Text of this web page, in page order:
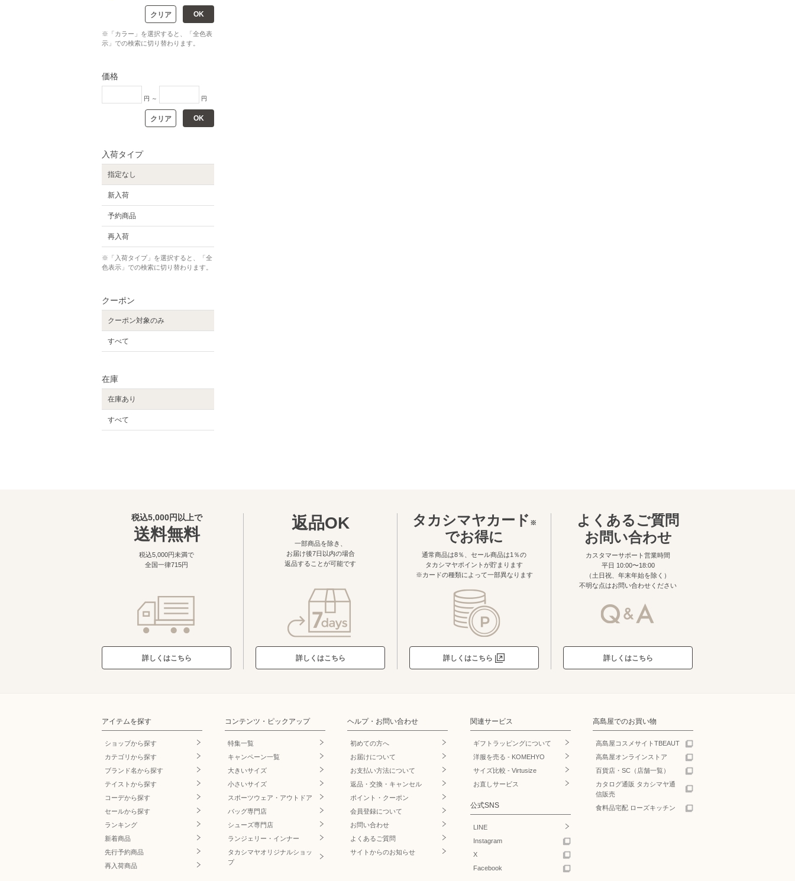
クリア OK
※「カラー」を選択すると、「全色表
示」での検索に切り替わります。
価格
円 ～ 円
クリア OK
入荷タイプ
指定なし
新入荷
予約商品
再入荷
※「入荷タイプ」を選択すると、「全
色表示」での検索に切り替わります。
クーポン
クーポン対象のみ
すべて
在庫
在庫あり
すべて
税込5,000円以上で
送料無料
税込5,000円未満で
全国一律715円
詳しくはこちら
返品OK
一部商品を除き、
お届け後7日以内の場合
返品することが可能です
詳しくはこちら
タカシマヤカード ※
でお得に
通常商品は8％、セール商品は1％の
タカシマヤポイントが貯まります
※カードの種類によって一部異なります
詳しくはこちら
よくあるご質問
お問い合わせ
カスタマーサポート営業時間
平日 10:00〜18:00
（土日祝、年末年始を除く）
不明な点はお問い合わせください
詳しくはこちら
アイテムを探す
ショップから探す
カテゴリから探す
ブランド名から探す
テイストから探す
コーデから探す
セールから探す
ランキング
新着商品
先行予約商品
再入荷商品
コンテンツ・ピックアップ
特集一覧
キャンペーン一覧
大きいサイズ
小さいサイズ
スポーツウェア・アウトドア
バッグ専門店
シューズ専門店
ランジェリー・インナー
タカシマヤオリジナルショッ
プ
ヘルプ・お問い合わせ
初めての方へ
お届けについて
お支払い方法について
返品・交換・キャンセル
ポイント・クーポン
会員登録について
お問い合わせ
よくあるご質問
サイトからのお知らせ
関連サービス
ギフトラッピングについて
洋服を売る - KOMEHYO
サイズ比較 - Virtusize
お直しサービス
公式SNS
LINE
Instagram
X
Facebook
高島屋でのお買い物
高島屋コスメサイトTBEAUT
高島屋オンラインストア
百貨店・SC（店舗一覧）
カタログ通販 タカシマヤ通
信販売
食料品宅配 ローズキッチン